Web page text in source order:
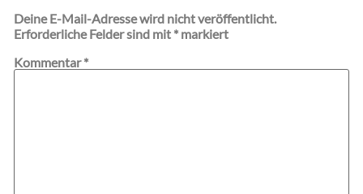
Deine E-Mail-Adresse wird nicht veröffentlicht.
Erforderliche Felder sind mit * markiert
Kommentar*